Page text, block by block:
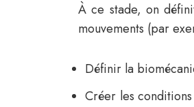
À ce stade, on
mouvements (par
Définir la
Créer les